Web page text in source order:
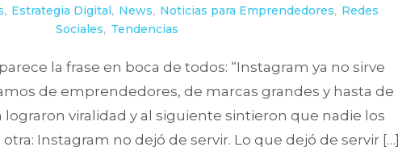
, Estrategia Digital, News, Noticias para Emprendedores, Redes
Sociales, Tendencias
la frase en boca de todos: “Instagram ya no sirve
de emprendedores, de marcas grandes y hasta de
viralidad y al siguiente sintieron que nadie los
Instagram no dejó de servir. Lo que dejó de servir […]